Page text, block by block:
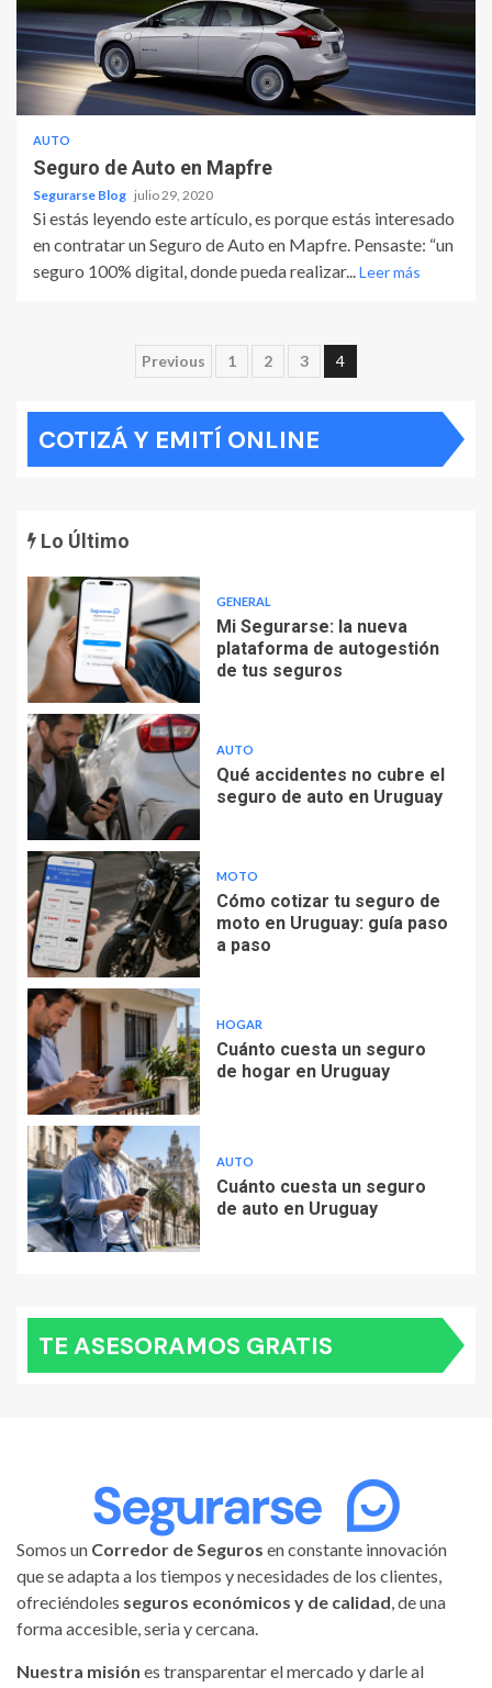
AUTO
Seguro de Auto en Mapfre
Segurarse Blog julio 29, 2020
Si estás leyendo este artículo, es porque estás interesado
en contratar un Seguro de Auto en Mapfre. Pensaste: “un
seguro 100% digital, donde pueda realizar...Leer más
Paginación
de
entradas
Previous 1 2 3 4
COTIZÁ Y EMITÍ ONLINE
Lo Último
GENERAL
Mi Segurarse: la nueva
plataforma de autogestión
de tus seguros
AUTO
Qué accidentes no cubre el
seguro de auto en Uruguay
MOTO
Cómo cotizar tu seguro de
moto en Uruguay: guía paso
a paso
HOGAR
Cuánto cuesta un seguro
de hogar en Uruguay
AUTO
Cuánto cuesta un seguro
de auto en Uruguay
TE ASESORAMOS GRATIS
Somos un Corredor de Seguros en constante innovación
que se adapta a los tiempos y necesidades de los clientes,
ofreciéndoles seguros económicos y de calidad, de una
forma accesible, seria y cercana.
Nuestra misión es transparentar el mercado y darle al